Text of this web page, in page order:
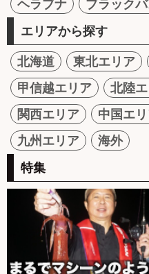
ヘラブナ
ブラック
エリアから探す
北海道 東北エリア
甲信越エリア
北陸
関西エリア
中国エ
九州エリア
海外
特集